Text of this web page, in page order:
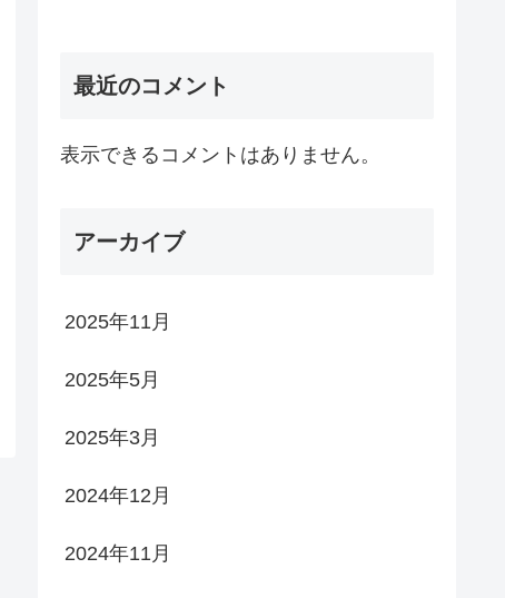
最近のコメント
表示できるコメントはありません。
アーカイブ
2025年11月
2025年5月
2025年3月
2024年12月
2024年11月